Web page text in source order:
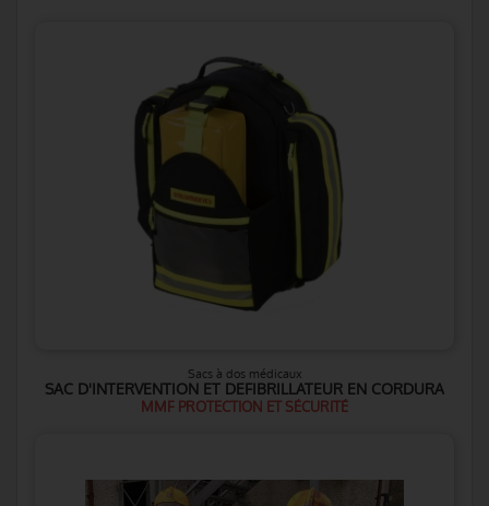
Sacs à dos médicaux
SAC D'INTERVENTION ET DEFIBRILLATEUR EN CORDURA
MMF PROTECTION ET SÉCURITÉ